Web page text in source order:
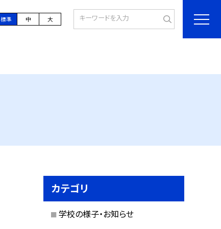
標準 中 大
カテゴリ
学校の様子・お知らせ